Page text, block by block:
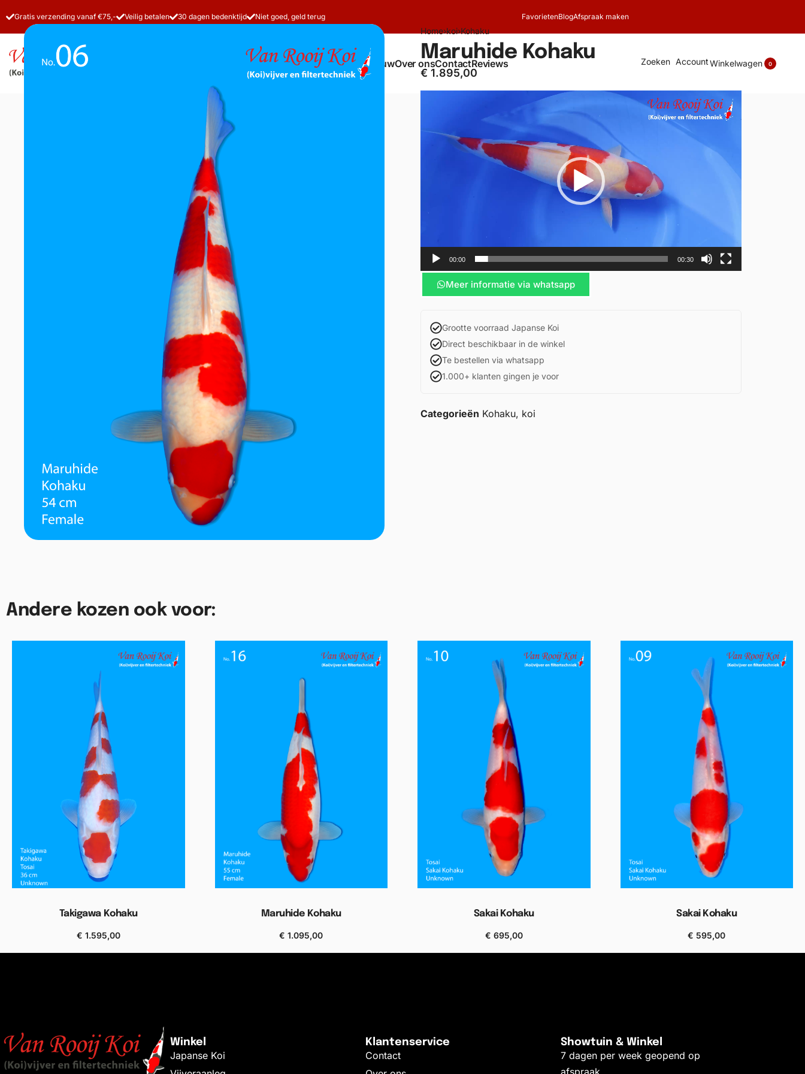
Gratis verzending vanaf €75,- Veilig betalen 30 dagen bedenktijd Niet goed, geld terug FavorietenBlogAfspraak maken
Shop KoiVijverbouwOver onsContactReviews Zoeken AccountWinkelwagen 0
Home›koi›Kohaku
Maruhide Kohaku
€ 1.895,00
00:00 00:30
Meer informatie via whatsapp
Grootte voorraad Japanse Koi
Direct beschikbaar in de winkel
Te bestellen via whatsapp
1.000+ klanten gingen je voor
Categorieën Kohaku, koi
Andere kozen ook voor:
Takigawa Kohaku
€ 1.595,00
Maruhide Kohaku
€ 1.095,00
Sakai Kohaku
€ 695,00
Sakai Kohaku
€ 595,00
Winkel
Japanse Koi
Klantenservice
Contact
Showtuin & Winkel
7 dagen per week geopend op